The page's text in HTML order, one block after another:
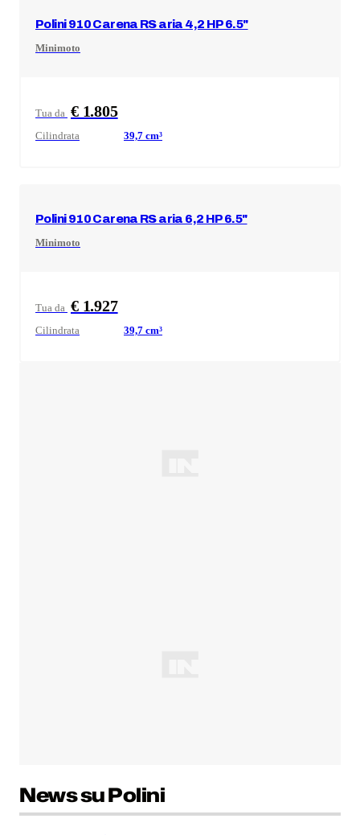
Polini 910 Carena RS aria 4,2 HP 6.5"
Minimoto
Tua da € 1.805
Cilindrata 39,7 cm³
Polini 910 Carena RS aria 6,2 HP 6.5"
Minimoto
Tua da € 1.927
Cilindrata 39,7 cm³
News su Polini